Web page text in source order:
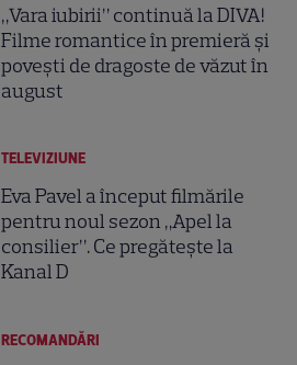
„Vara iubirii” continuă la DIVA!
Filme romantice în premieră și
povești de dragoste de văzut în
august
TELEVIZIUNE
Eva Pavel a început filmările
pentru noul sezon „Apel la
consilier”. Ce pregătește la
Kanal D
RECOMANDĂRI